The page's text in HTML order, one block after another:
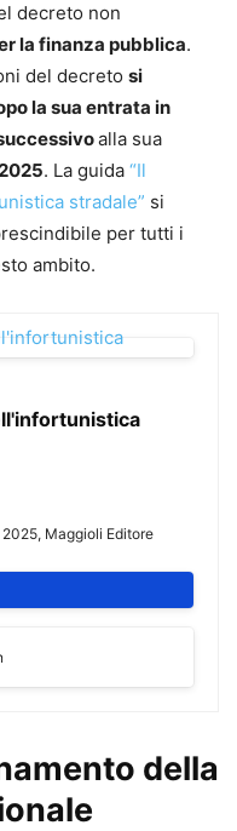
decreto non
la finanza pubblica.
del decreto si
la sua entrata in
alla sua
. La guida “Il
stradale” si
per tutti i
ambito.
da un lato, di illustrare i
pratica dedicata
della
le richieste
di fornire
il volume un
una selezione
2025, Maggioli Editore
della